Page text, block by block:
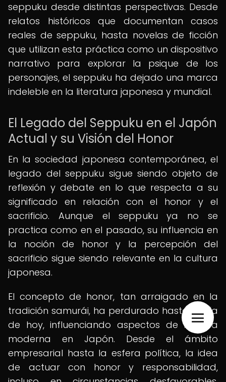
seppuku desde distintas perspectivas. Desde
relatos históricos que documentan casos
reales de seppuku, hasta novelas de ficción
que utilizan esta práctica como un dispositivo
narrativo para explorar la psique de los
personajes, el seppuku ha dejado una marca
indeleble en la literatura japonesa y mundial.
El Legado del Seppuku en el Japón
Actual y su Visión del Honor
En la sociedad japonesa contemporánea, el
legado del seppuku sigue siendo objeto de
reflexión y debate en lo que respecta a su
significado en relación con el honor y el
sacrificio. Aunque el seppuku ya no se
practica como en el pasado, su influencia en
la noción de honor y la percepción del
sacrificio sigue siendo relevante en la cultura
japonesa.
El concepto de honor, tan arraigado en la
tradición samurái, ha perdurado hasta el día
de hoy, influenciando aspectos de la vida
moderna en Japón. Desde el ámbito
empresarial hasta la esfera política, la idea
de actuar con honor y responsabilidad,